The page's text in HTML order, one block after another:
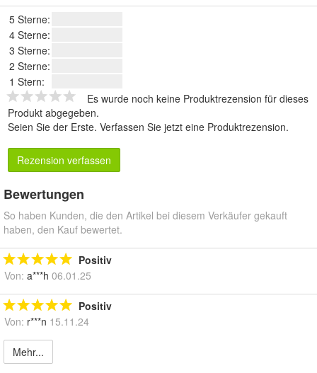
5 Sterne:
4 Sterne:
3 Sterne:
2 Sterne:
1 Stern:
Es wurde noch keine Produktrezension für dieses
Produkt abgegeben.
Seien Sie der Erste. Verfassen Sie jetzt eine Produktrezension.
Rezension verfassen
Bewertungen
So haben Kunden, die den Artikel bei diesem Verkäufer gekauft
haben, den Kauf bewertet.
Positiv
Von: a***h 06.01.25
Positiv
Von: r***n 15.11.24
Mehr...